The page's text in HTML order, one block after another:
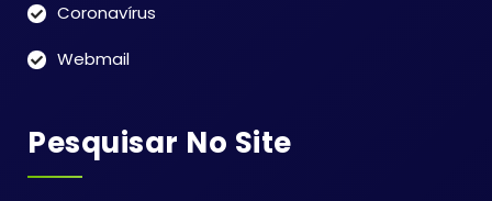
Coronavírus
Webmail
Pesquisar No Site